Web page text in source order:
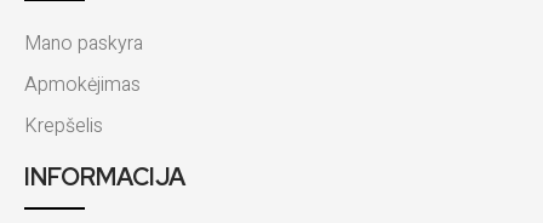
Mano paskyra
Apmokėjimas
Krepšelis
INFORMACIJA